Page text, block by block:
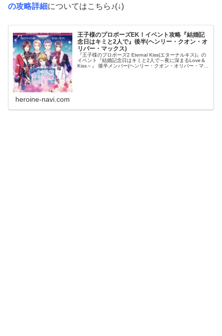
の攻略詳細についてはこちら♪(↓)
王子様のプロポーズEK！イベント攻略『結婚記
念日はキミと2人で』後半(ヘンリー・クオン・オ
リバー・マックス)
『王子様のプロポーズ2 Eternal Kiss(エターナルキス)』の
イベント『結婚記念日はキミと2人で～夜に深まるLove＆
Kiss～』 後半メンバー(ヘンリー・クオン・オリバー・マッ
heroine-navi.com